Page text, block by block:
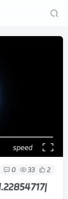
speed
0 33 2